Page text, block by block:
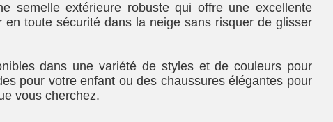
semelle extérieure robuste qui offre une excellente
toute sécurité dans la neige sans risquer de glisser
dans une variété de styles et de couleurs pour
pour votre enfant ou des chaussures élégantes pour
vous cherchez.